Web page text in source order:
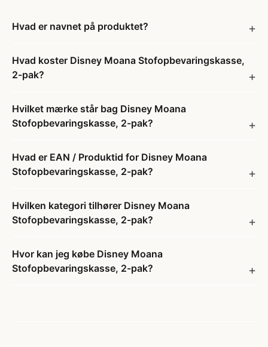
Hvad er navnet på produktet?
Hvad koster Disney Moana Stofopbevaringskasse,
2-pak?
Hvilket mærke står bag Disney Moana
Stofopbevaringskasse, 2-pak?
Hvad er EAN / Produktid for Disney Moana
Stofopbevaringskasse, 2-pak?
Hvilken kategori tilhører Disney Moana
Stofopbevaringskasse, 2-pak?
Hvor kan jeg købe Disney Moana
Stofopbevaringskasse, 2-pak?